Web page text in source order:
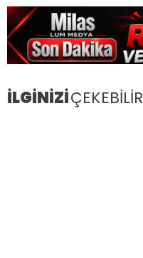
İLGİNİZİÇEKEBİLİR